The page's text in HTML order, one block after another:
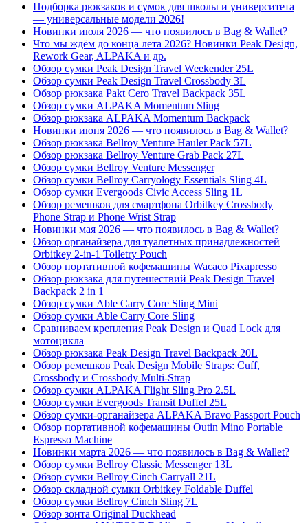
Подборка рюкзаков и сумок для школы и университета
— универсальные модели 2026!
Новинки июля 2026 — что появилось в Bag & Wallet?
Что мы ждём до конца лета 2026? Новинки Peak Design,
Rework Gear, ALPAKA и др.
Обзор сумки Peak Design Travel Weekender 25L
Обзор сумки Peak Design Travel Crossbody 3L
Обзор рюкзака Pakt Cero Travel Backpack 35L
Обзор сумки ALPAKA Momentum Sling
Обзор рюкзака ALPAKA Momentum Backpack
Новинки июня 2026 — что появилось в Bag & Wallet?
Обзор рюкзака Bellroy Venture Hauler Pack 57L
Обзор рюкзака Bellroy Venture Grab Pack 27L
Обзор сумки Bellroy Venture Messenger
Обзор сумки Bellroy Carryology Essentials Sling 4L
Обзор сумки Evergoods Civic Access Sling 1L
Обзор ремешков для смартфона Orbitkey Crossbody
Phone Strap и Phone Wrist Strap
Новинки мая 2026 — что появилось в Bag & Wallet?
Обзор органайзера для туалетных принадлежностей
Orbitkey 2-in-1 Toiletry Pouch
Обзор портативной кофемашины Wacaco Pixapresso
Обзор рюкзака для путешествий Peak Design Travel
Backpack 2 in 1
Обзор сумки Able Carry Core Sling Mini
Обзор сумки Able Carry Core Sling
Сравниваем крепления Peak Design и Quad Lock для
мотоцикла
Обзор рюкзака Peak Design Travel Backpack 20L
Обзор ремешков Peak Design Mobile Straps: Cuff,
Crossbody и Crossbody Multi-Strap
Обзор сумки ALPAKA Flight Sling Pro 2.5L
Обзор сумки Evergoods Transit Duffel 25L
Обзор сумки-органайзера ALPAKA Bravo Passport Pouch
Обзор портативной кофемашины Outin Mino Portable
Espresso Machine
Новинки марта 2026 — что появилось в Bag & Wallet?
Обзор сумки Bellroy Classic Messenger 13L
Обзор сумки Bellroy Cinch Carryall 21L
Обзор складной сумки Orbitkey Foldable Duffel
Обзор сумки Bellroy Cinch Sling 7L
Обзор зонта Original Duckhead